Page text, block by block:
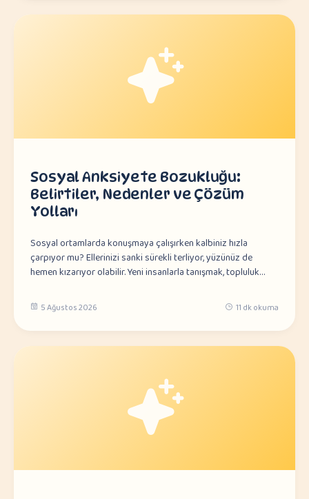
Sosyal Anksiyete Bozukluğu:
Belirtiler, Nedenler ve Çözüm
Yolları
Sosyal ortamlarda konuşmaya çalışırken kalbiniz hızla
çarpıyor mu? Ellerinizi sanki sürekli terliyor, yüzünüz de
hemen kızarıyor olabilir. Yeni insanlarla tanışmak, topluluk…
5 Ağustos 2026 11 dk okuma